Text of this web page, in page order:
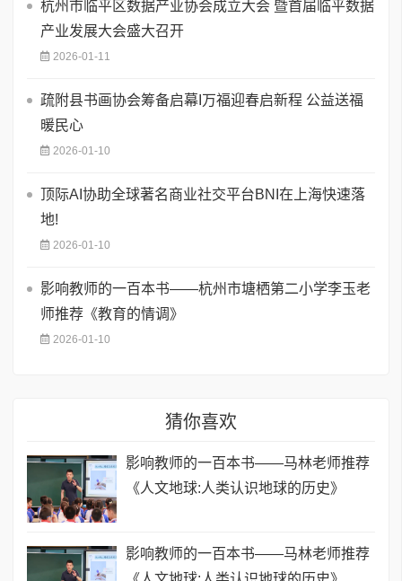
杭州市临平区数据产业协会成立大会 暨首届临平数据
产业发展大会盛大召开
2026-01-11
疏附县书画协会筹备启幕I万福迎春启新程 公益送福
暖民心
2026-01-10
顶际AI协助全球著名商业社交平台BNI在上海快速落
地!
2026-01-10
影响教师的一百本书——杭州市塘栖第二小学李玉老
师推荐《教育的情调》
2026-01-10
猜你喜欢
影响教师的一百本书——马林老师推荐
《人文地球:人类认识地球的历史》
影响教师的一百本书——马林老师推荐